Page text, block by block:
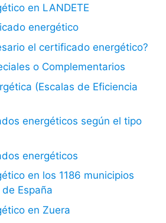
en LANDETE
energético
el certificado energético?
o Complementarios
(Escalas de Eficiencia
energéticos según el tipo
energéticos
en los 1186 municipios
España
en Zuera